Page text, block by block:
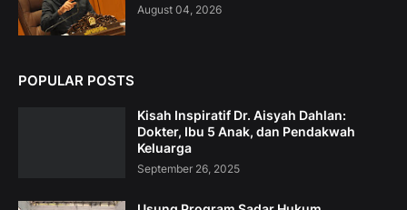
August 04, 2026
POPULAR POSTS
Kisah Inspiratif Dr. Aisyah Dahlan:
Dokter, Ibu 5 Anak, dan Pendakwah
Keluarga
September 26, 2025